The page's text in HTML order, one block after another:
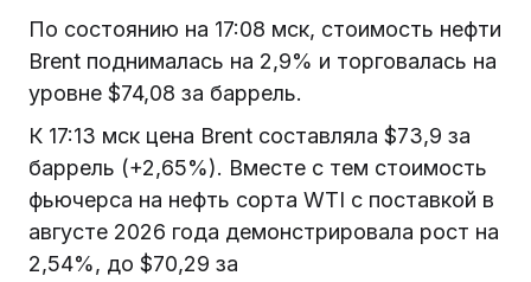
По состоянию на 17:08 мск, стоимость нефти
Brent поднималась на 2,9% и торговалась на
уровне $74,08 за баррель.
К 17:13 мск цена Brent составляла $73,9 за
баррель (+2,65%). Вместе с тем стоимость
фьючерса на нефть сорта WTI с поставкой в
августе 2026 года демонстрировала рост на
2,54%, до $70,29 за